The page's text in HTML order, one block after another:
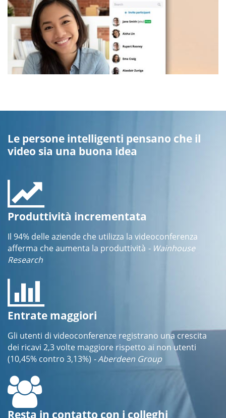
Le persone intelligenti pensano che il
video sia una buona idea
Produttività incrementata
Il 94% delle aziende che utilizza la videoconferenza
afferma che aumenta la produttività - Wainhouse
Research
Entrate maggiori
Gli utenti di videoconferenze registrano una crescita
dei ricavi 2,3 volte maggiore rispetto ai non utenti
(10,45% contro 3,13%) - Aberdeen Group
Resta in contatto con i colleghi